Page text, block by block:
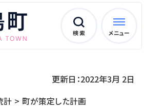
検 索 メニュー
計 町が策定した計画
更新日：2022年3月 2日